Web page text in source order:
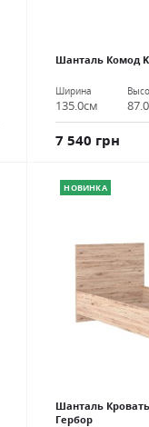
Шанталь Комод
Ширина
135.0см
7 540 грн
НОВИНКА
Шанталь
Гербор